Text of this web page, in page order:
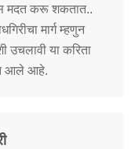
मदत करू शकतात..
मार्ग म्हणुन
उचलावी या करिता
आले आहे.